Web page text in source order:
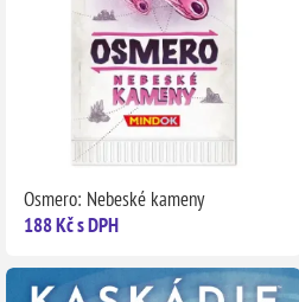
Osmero: Nebeské kameny
188 Kč s DPH